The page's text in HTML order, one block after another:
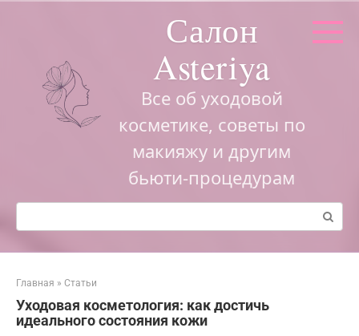
Салон
Asteriya
Все об уходовой
косметике, советы по
макияжу и другим
бьюти-процедурам
Поиск:
Главная » Статьи
Уходовая косметология: как достичь
идеального состояния кожи